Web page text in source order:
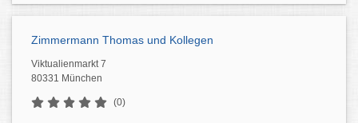
Zimmermann Thomas und Kollegen
Viktualienmarkt 7
80331 München
(0)